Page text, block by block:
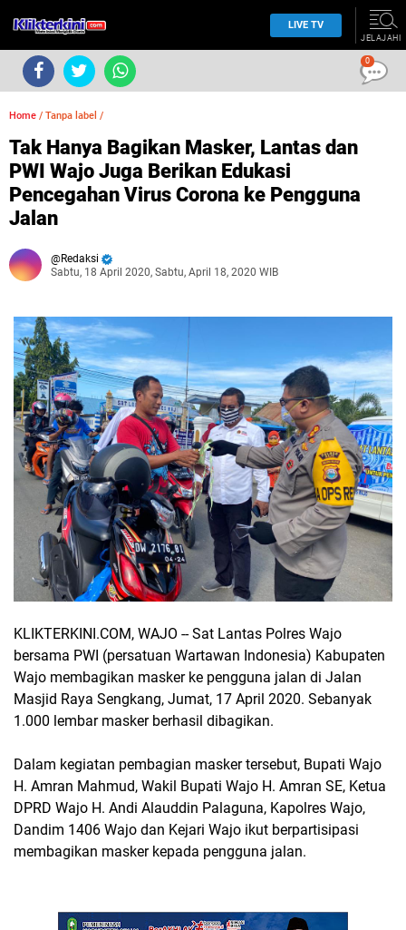
LIVE TV
JELAJAHI
Home / Tanpa label /
Tak Hanya Bagikan Masker, Lantas dan
PWI Wajo Juga Berikan Edukasi
Pencegahan Virus Corona ke Pengguna
Jalan
Redaksi
Sabtu, 18 April 2020, Sabtu, April 18, 2020 WIB
KLIKTERKINI.COM, WAJO -- Sat Lantas Polres Wajo
bersama PWI (persatuan Wartawan Indonesia) Kabupaten
Wajo membagikan masker ke pengguna jalan di Jalan
Masjid Raya Sengkang, Jumat, 17 April 2020. Sebanyak
1.000 lembar masker berhasil dibagikan.
Dalam kegiatan pembagian masker tersebut, Bupati Wajo
H. Amran Mahmud, Wakil Bupati Wajo H. Amran SE, Ketua
DPRD Wajo H. Andi Alauddin Palaguna, Kapolres Wajo,
Dandim 1406 Wajo dan Kejari Wajo ikut berpartisipasi
membagikan masker kepada pengguna jalan.
0